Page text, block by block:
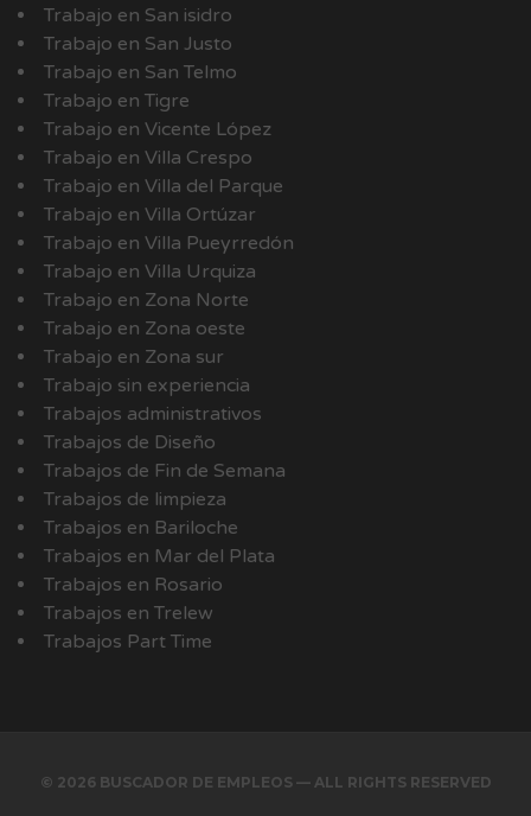
Trabajo en San isidro
Trabajo en San Justo
Trabajo en San Telmo
Trabajo en Tigre
Trabajo en Vicente López
Trabajo en Villa Crespo
Trabajo en Villa del Parque
Trabajo en Villa Ortúzar
Trabajo en Villa Pueyrredón
Trabajo en Villa Urquiza
Trabajo en Zona Norte
Trabajo en Zona oeste
Trabajo en Zona sur
Trabajo sin experiencia
Trabajos administrativos
Trabajos de Diseño
Trabajos de Fin de Semana
Trabajos de limpieza
Trabajos en Bariloche
Trabajos en Mar del Plata
Trabajos en Rosario
Trabajos en Trelew
Trabajos Part Time
© 2026 BUSCADOR DE EMPLEOS — ALL RIGHTS RESERVED